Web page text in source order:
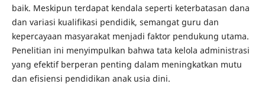
baik. Meskipun terdapat kendala seperti keterbatasan dana
dan variasi kualifikasi pendidik, semangat guru dan
kepercayaan masyarakat menjadi faktor pendukung utama.
Penelitian ini menyimpulkan bahwa tata kelola administrasi
yang efektif berperan penting dalam meningkatkan mutu
dan efisiensi pendidikan anak usia dini.